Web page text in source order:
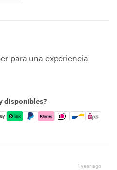
para una experiencia
disponibles?
Apple Pay, Google
1 year ago